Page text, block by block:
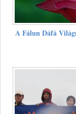
A Fálun Dáfá